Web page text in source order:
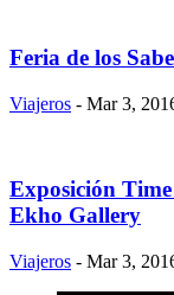
Feria de los
Viajeros - Mar 3,
Exposición
Ekho Gallery
Viajeros - Mar 3,